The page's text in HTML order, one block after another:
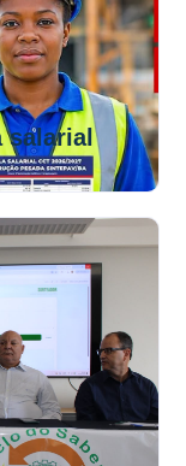
salarial